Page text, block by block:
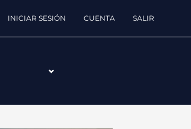
INICIAR SESIÓN CUENTA SALIR